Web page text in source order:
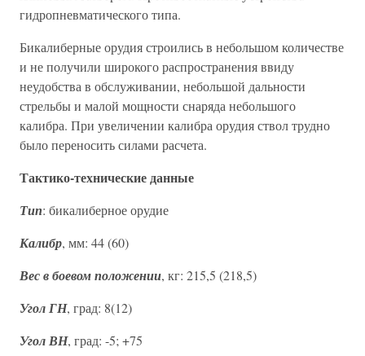
гидропневматического типа.
Бикалиберные орудия строились в небольшом количестве
и не получили широкого распространения ввиду
неудобства в обслуживании, небольшой дальности
стрельбы и малой мощности снаряда небольшого
калибра. При увеличении калибра орудия ствол трудно
было переносить силами расчета.
Тактико-технические данные
Тип: бикалиберное орудие
Калибр, мм: 44 (60)
Вес в боевом положении, кг: 215,5 (218,5)
Угол ГН, град: 8(12)
Угол ВН, град: -5; +75